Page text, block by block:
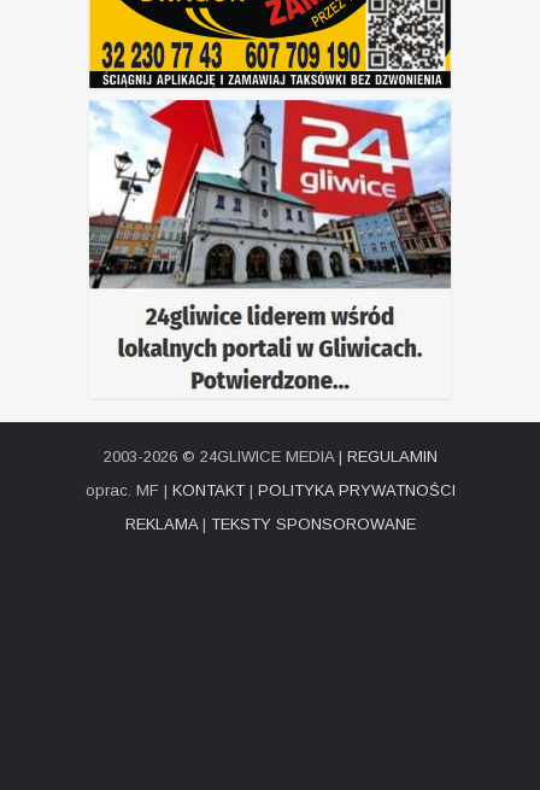
2003-2026 © 24GLIWICE MEDIA | REGULAMIN
oprac. MF | KONTAKT| POLITYKA PRYWATNOŚCI
REKLAMA| TEKSTY SPONSOROWANE